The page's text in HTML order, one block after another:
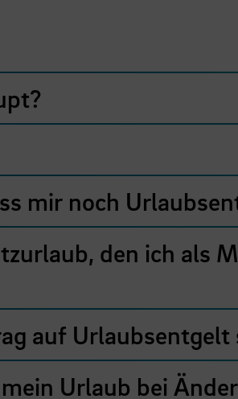
mir noch
den ich als
auf Urlaubsentgelt
Urlaub bei